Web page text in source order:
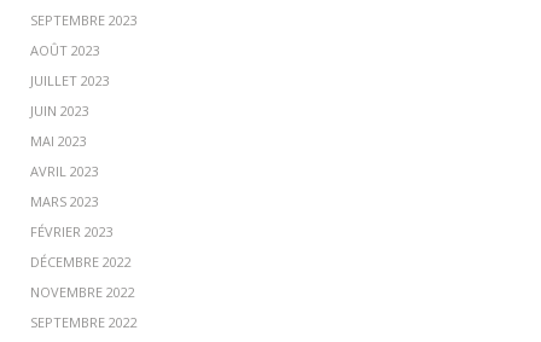
SEPTEMBRE 2023
AOÛT 2023
JUILLET 2023
JUIN 2023
MAI 2023
AVRIL 2023
MARS 2023
FÉVRIER 2023
DÉCEMBRE 2022
NOVEMBRE 2022
SEPTEMBRE 2022